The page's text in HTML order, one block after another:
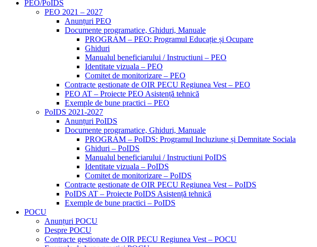
PEO/PoIDS
PEO 2021 – 2027
Anunțuri PEO
Documente programatice, Ghiduri, Manuale
PROGRAM – PEO: Programul Educație și Ocupare
Ghiduri
Manualul beneficiarului / Instructiuni – PEO
Identitate vizuala – PEO
Comitet de monitorizare – PEO
Contracte gestionate de OIR PECU Regiunea Vest – PEO
PEO AT – Proiecte PEO Asistență tehnică
Exemple de bune practici – PEO
PoIDS 2021-2027
Anunțuri PoIDS
Documente programatice, Ghiduri, Manuale
PROGRAM – PoIDS: Programul Incluziune și Demnitate Sociala
Ghiduri – PoIDS
Manualul beneficiarului / Instructiuni PoIDS
Identitate vizuala – PoIDS
Comitet de monitorizare – PoIDS
Contracte gestionate de OIR PECU Regiunea Vest – PoIDS
PoIDS AT – Proiecte PoIDS Asistență tehnică
Exemple de bune practici – PoIDS
POCU
Anunțuri POCU
Despre POCU
Contracte gestionate de OIR PECU Regiunea Vest – POCU